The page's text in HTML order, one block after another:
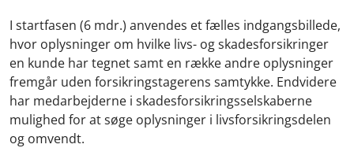
I startfasen (6 mdr.) anvendes et fælles indgangsbillede,
hvor oplysninger om hvilke livs- og skadesforsikringer
en kunde har tegnet samt en række andre oplysninger
fremgår uden forsikringstagerens samtykke. Endvidere
har medarbejderne i skadesforsikringsselskaberne
mulighed for at søge oplysninger i livsforsikringsdelen
og omvendt.